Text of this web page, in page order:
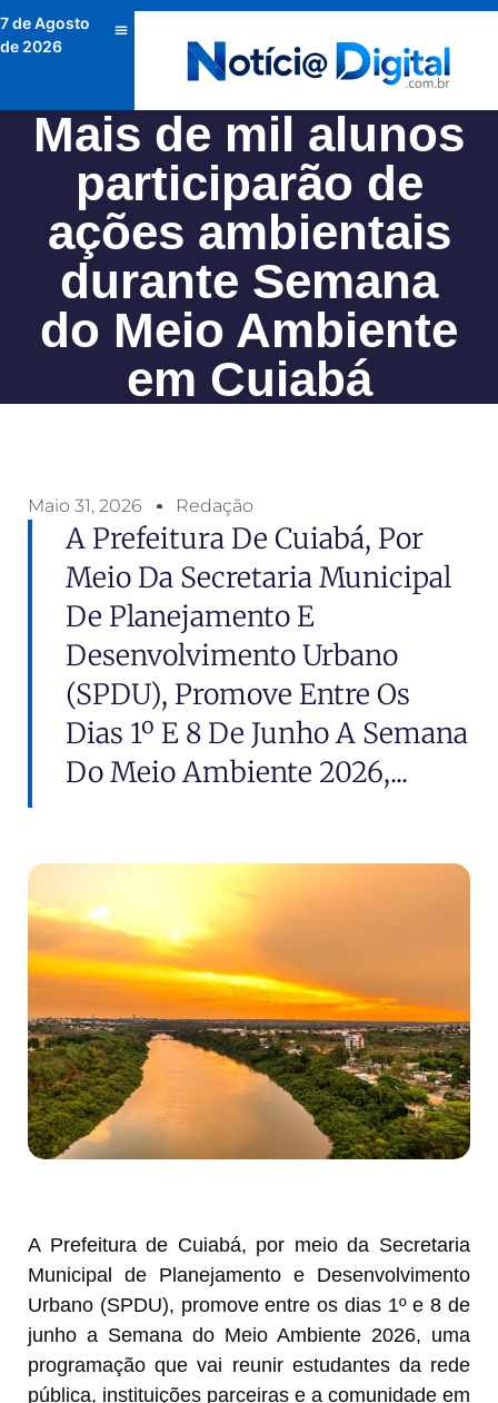
7 de Agosto
de 2026
Mais de mil alunos
participarão de
ações ambientais
durante Semana
do Meio Ambiente
em Cuiabá
Maio 31, 2026 Redação
A Prefeitura De Cuiabá, Por
Meio Da Secretaria Municipal
De Planejamento E
Desenvolvimento Urbano
(SPDU), Promove Entre Os
Dias 1º E 8 De Junho A Semana
Do Meio Ambiente 2026,...
A Prefeitura de Cuiabá, por meio da Secretaria
Municipal de Planejamento e Desenvolvimento
Urbano (SPDU), promove entre os dias 1º e 8 de
junho a Semana do Meio Ambiente 2026, uma
programação que vai reunir estudantes da rede
pública, instituições parceiras e a comunidade em